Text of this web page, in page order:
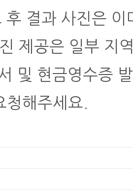
후 결과 사진은
제공은 일부 지
및 현금영수증
청해주세요.